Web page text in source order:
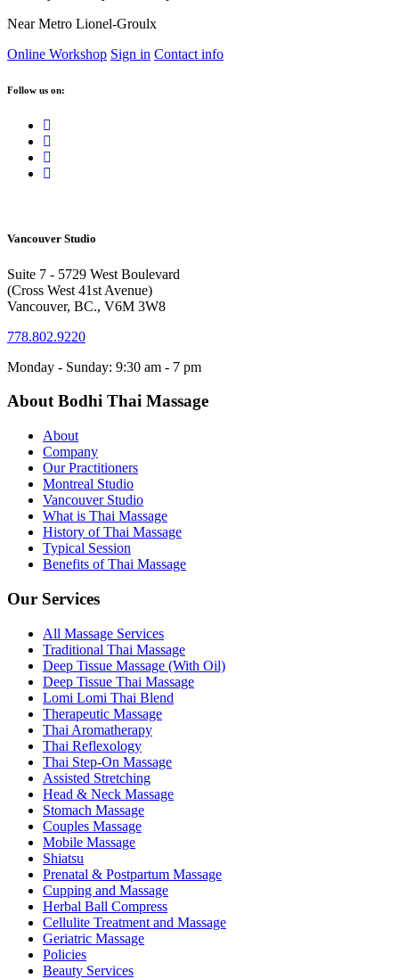
Near Metro Lionel-Groulx
Online Workshop Sign in Contact info
Follow us on:
Vancouver Studio
Suite 7 - 5729 West Boulevard
(Cross West 41st Avenue)
Vancouver, BC., V6M 3W8
778.802.9220
Monday - Sunday: 9:30 am - 7 pm
About Bodhi Thai Massage
About
Company
Our Practitioners
Montreal Studio
Vancouver Studio
What is Thai Massage
History of Thai Massage
Typical Session
Benefits of Thai Massage
Our Services
All Massage Services
Traditional Thai Massage
Deep Tissue Massage (With Oil)
Deep Tissue Thai Massage
Lomi Lomi Thai Blend
Therapeutic Massage
Thai Aromatherapy
Thai Reflexology
Thai Step-On Massage
Assisted Stretching
Head & Neck Massage
Stomach Massage
Couples Massage
Mobile Massage
Shiatsu
Prenatal & Postpartum Massage
Cupping and Massage
Herbal Ball Compress
Cellulite Treatment and Massage
Geriatric Massage
Policies
Beauty Services